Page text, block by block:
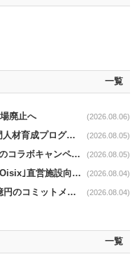
一覧
廃止へ (2026.08.06)
富士薬品news｜｢ペット栄養相談の専門人材育成プログラム｣7月から開始 (2026.08.05)
ミニストップnews｜｢ラブライブ！｣とのコラボキャンペーン8/5から開催 (2026.08.05)
オイシックスnews｜｢元気ごはん with Oisix｣直営施設向けサービスを開始 (2026.08.04)
ベルクnews｜武蔵野銀行等と総額200億円のコミットメント契約 (2026.08.04)
一覧